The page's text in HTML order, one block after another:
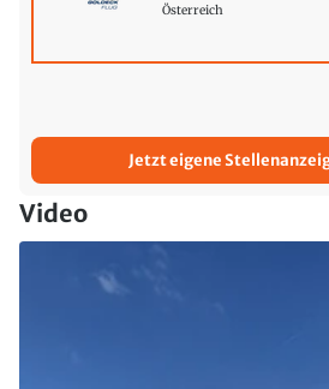
Österreich
Jetzt eigene
Video